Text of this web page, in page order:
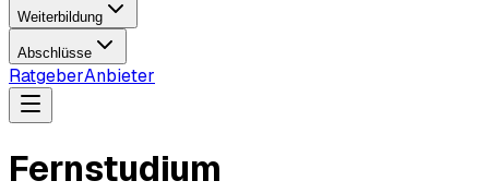
Weiterbildung
Abschlüsse
RatgeberAnbieter
Fernstudium